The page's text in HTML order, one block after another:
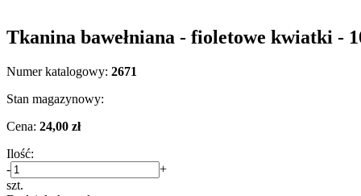
Tkanina bawełniana - fioletowe kwiatki -
Numer katalogowy: 2671
Stan magazynowy:
Cena: 24,00 zł
Ilość:
-
+
szt.